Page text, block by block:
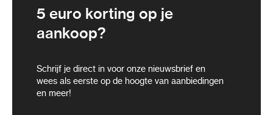
5 euro korting op je
aankoop?
Schrijf je direct in voor onze nieuwsbrief en
wees als eerste op de hoogte van aanbiedingen
en meer!